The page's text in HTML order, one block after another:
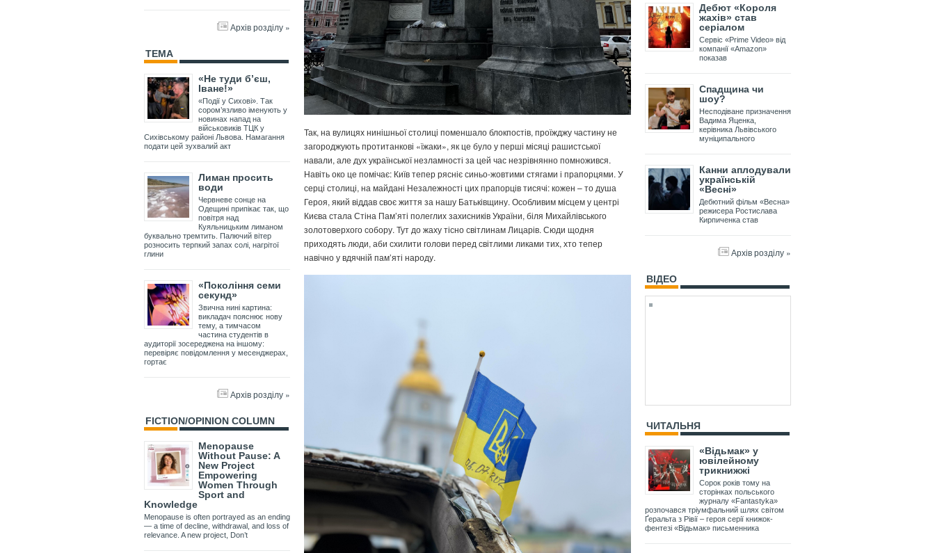
Архів розділу »
ТЕМА
«Не туди б’єш,
Іване!»
«Події у Сихові». Так
сором’язливо іменують у
новинах напад на
військовиків ТЦК у
Сихівському районі Львова. Намагання
подати цей зухвалий акт
Лиман просить
води
Червневе сонце на
Одещині припікає так, що
повітря над
Куяльницьким лиманом
буквально тремтить. Палючий вітер
розносить терпкий запах солі, нагрітої
глини
«Покоління семи
секунд»
Звична нині картина:
викладач пояснює нову
тему, а тимчасом
частина студентів в
аудиторії зосереджена на іншому:
перевіряє повідомлення у месенджерах,
гортає
Архів розділу »
FICTION/OPINION COLUMN
Menopause
Without Pause: A
New Project
Empowering
Women Through
Sport and
Knowledge
Menopause is often portrayed as an ending
— a time of decline, withdrawal, and loss of
relevance. A new project, Don’t
Так, на вулицях нинішньої столиці поменшало блокпостів, проїжджу частину не
загороджують протитанкові «їжаки», як це було у перші місяці рашистської
навали, але дух української незламності за цей час незрівнянно помножився.
Навіть око це помічає: Київ тепер рясніє синьо-жовтими стягами і прапорцями. У
серці столиці, на майдані Незалежності цих прапорців тисячі: кожен – то душа
Героя, який віддав своє життя за нашу Батьківщину. Особливим місцем у центрі
Києва стала Стіна Пам’яті полеглих захисників України, біля Михайлівського
золотоверхого собору. Тут до жаху тісно світлинам Лицарів. Сюди щодня
приходять люди, аби схилити голови перед світлими ликами тих, хто тепер
навічно у вдячній пам’яті народу.
Дебют «Короля
жахів» став
серіалом
Сервіс «Prime Video» від
компанії «Amazon»
показав
Спадщина чи
шоу?
Несподіване призначення
Вадима Яценка,
керівника Львівського
муніципального
Канни аплодували
українській
«Весні»
Дебютний фільм «Весна»
режисера Ростислава
Кирпиченка став
Архів розділу »
ВІДЕО
ЧИТАЛЬНЯ
«Відьмак» у
ювілейному
трикнижжі
Сорок років тому на
сторінках польського
журналу «Fantastyka»
розпочався тріумфальний шлях світом
Ґеральта з Рівії – героя серії книжок-
фентезі «Відьмак» письменника